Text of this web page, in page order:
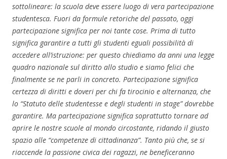
sottolineare: la scuola deve essere luogo di vera partecipazione
studentesca. Fuori da formule retoriche del passato, oggi
partecipazione significa per noi tante cose. Prima di tutto
significa garantire a tutti gli studenti eguali possibilità di
accedere all’istruzione: per questo chiediamo da anni una legge
quadro nazionale sul diritto allo studio e siamo felici che
finalmente se ne parli in concreto. Partecipazione significa
certezza di diritti e doveri per chi fa tirocinio e alternanza, che
lo “Statuto delle studentesse e degli studenti in stage” dovrebbe
garantire. Ma partecipazione significa soprattutto tornare ad
aprire le nostre scuole al mondo circostante, ridando il giusto
spazio alle “competenze di cittadinanza”. Tanto più che, se si
riaccende la passione civica dei ragazzi, ne beneficeranno